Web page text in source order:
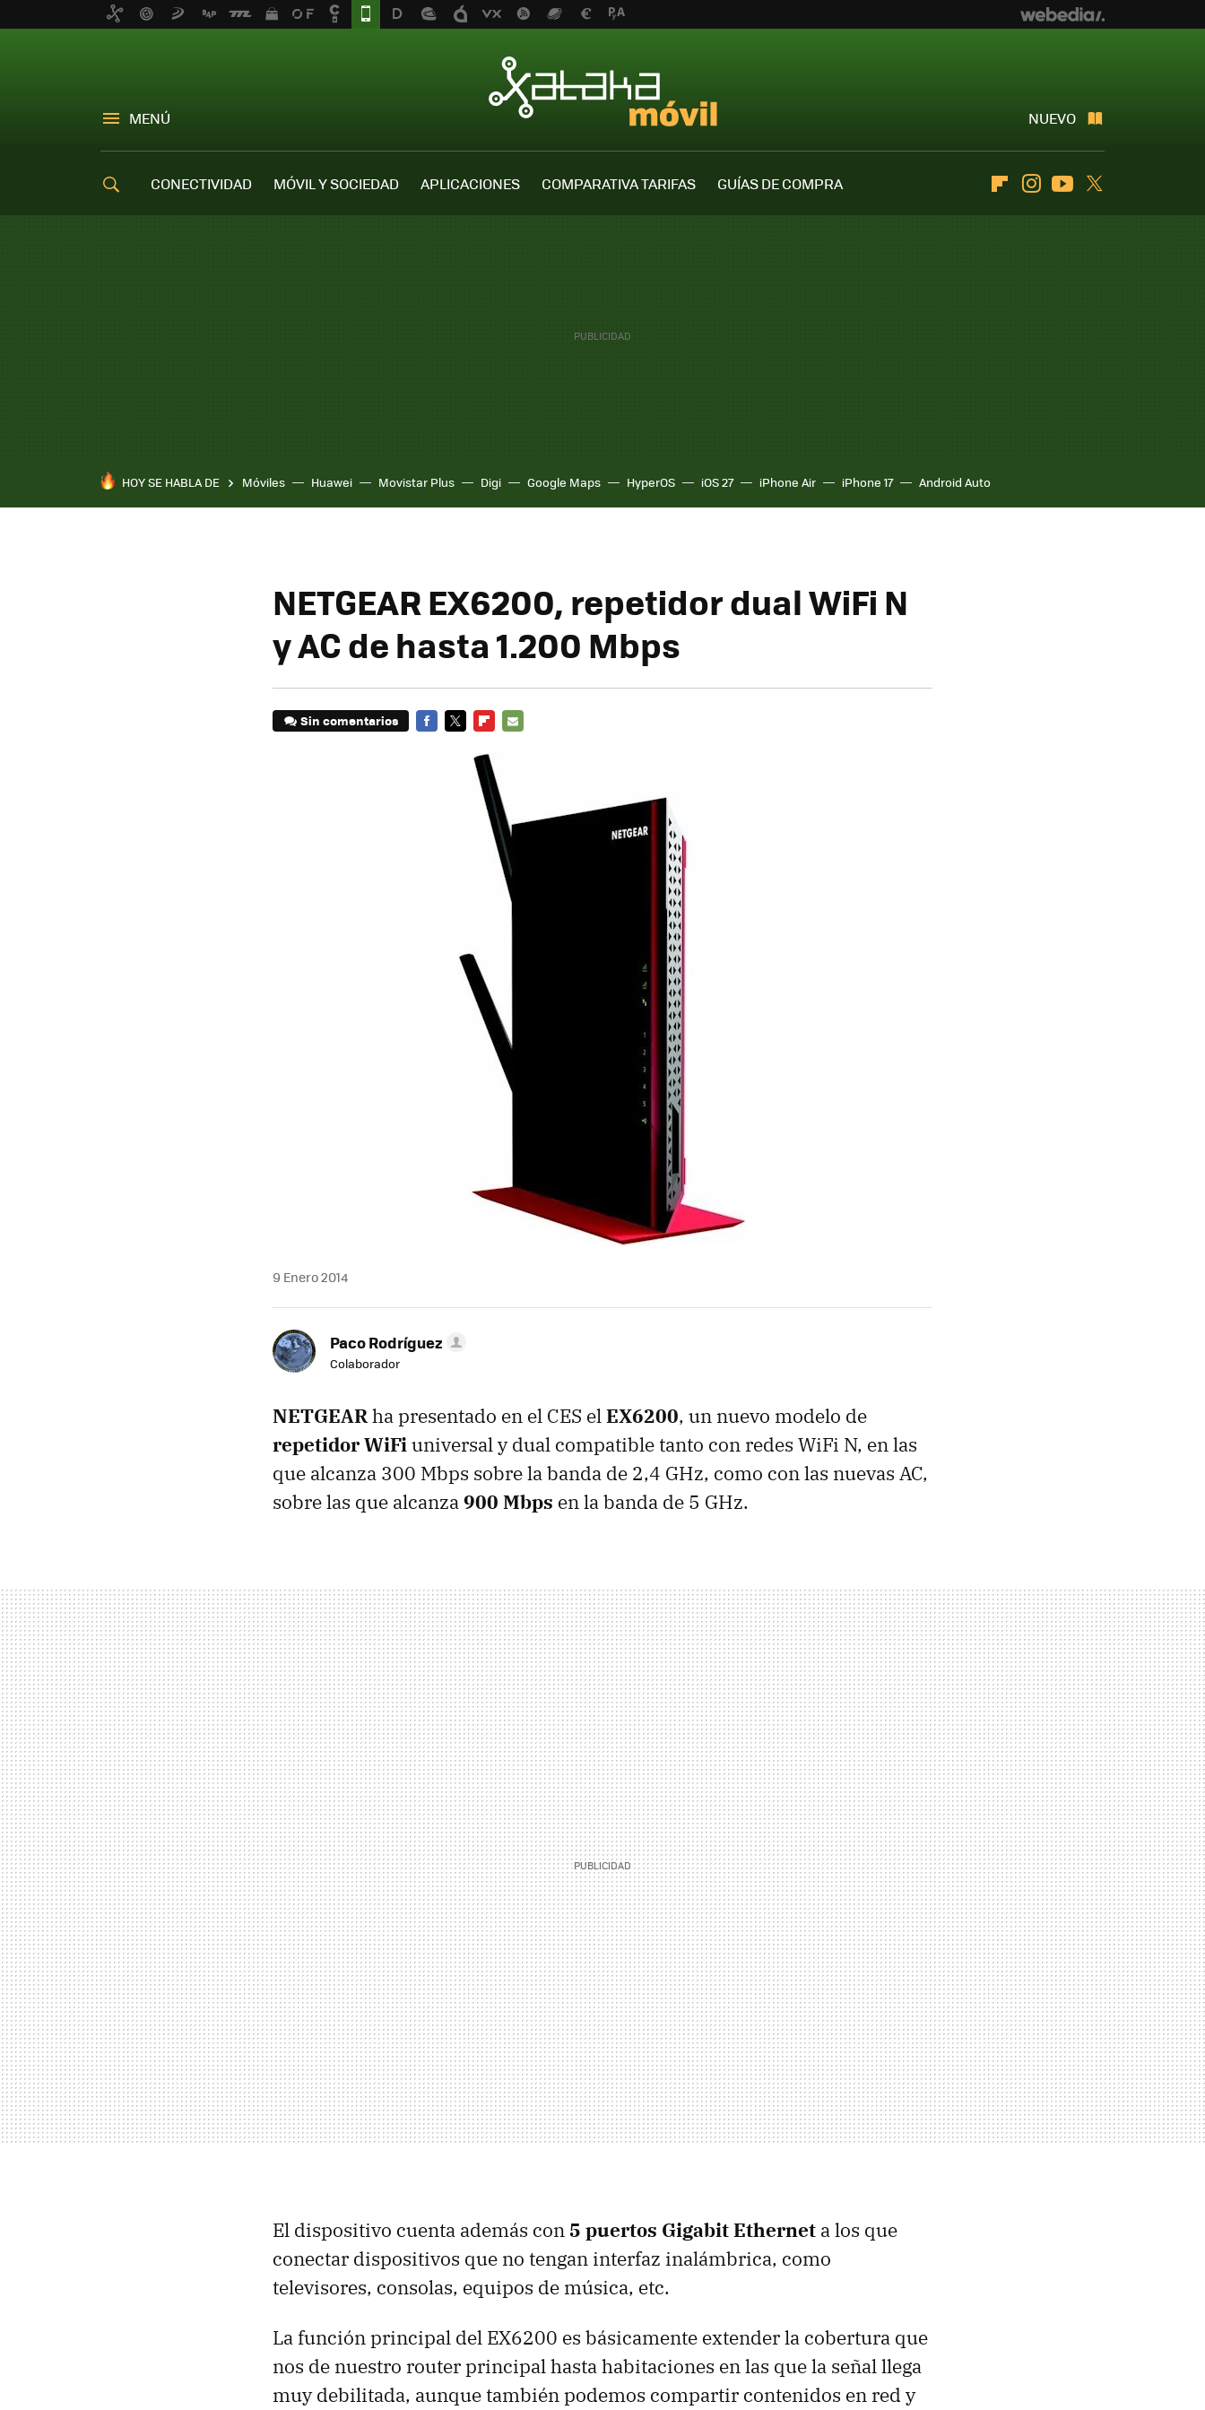
MENÚ NUEVO
CONECTIVIDAD MÓVIL Y SOCIEDAD APLICACIONES COMPARATIVA TARIFAS
GUÍAS DE COMPRA
FlipboardInstagramYoutube
HOY SE HABLA DE Móviles Huawei Movistar Plus Digi Google Maps HyperOS iOS 27 iPhone Air iPhone 17 Android Auto
NETGEAR EX6200, repetidor dual WiFi N
y AC de hasta 1.200 Mbps
Sin comentarios
9 Enero 2014
Paco Rodríguez
Colaborador
NETGEARha presentado en el CES elEX6200, un nuevo modelo de
repetidor WiFiuniversal y dual compatible tanto con redes WiFi N, en las
que alcanza 300 Mbps sobre la banda de 2,4 GHz, como con las nuevas AC,
sobre las que alcanza900 Mbps en la banda de 5 GHz.
El dispositivo cuenta además con 5 puertos Gigabit Ethernet a los que
conectar dispositivos que no tengan interfaz inalámbrica, como
televisores, consolas, equipos de música, etc.
La función principal del EX6200 es básicamente extender la cobertura que
nos de nuestro router principal hasta habitaciones en las que la señal llega
muy debilitada, aunque también podemos compartir contenidos en red y